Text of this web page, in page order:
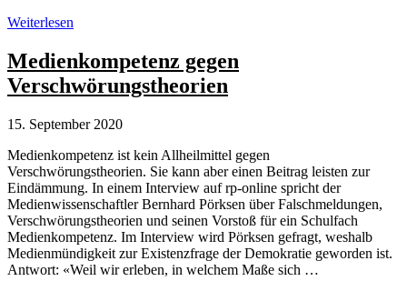
Bayern
Beratergremium
zu
Verschwörungstheorien
Weiterlesen
Medienkompetenz gegen
Verschwörungstheorien
15. September 2020
Medienkompetenz ist kein Allheilmittel gegen
Verschwörungstheorien. Sie kann aber einen Beitrag leisten zur
Eindämmung. In einem Interview auf rp-online spricht der
Medienwissenschaftler Bernhard Pörksen über Falschmeldungen,
Verschwörungstheorien und seinen Vorstoß für ein Schulfach
Medienkompetenz. Im Interview wird Pörksen gefragt, weshalb
Medienmündigkeit zur Existenzfrage der Demokratie geworden ist.
Antwort: «Weil wir erleben, in welchem Maße sich …